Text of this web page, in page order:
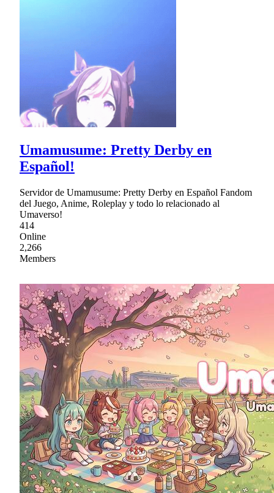
Umamusume: Pretty Derby en
Español!
Servidor de Umamusume: Pretty Derby en Español Fandom
del Juego, Anime, Roleplay y todo lo relacionado al
Umaverso!
414
Online
2,266
Members